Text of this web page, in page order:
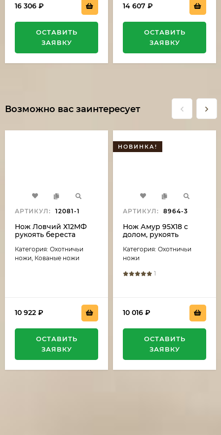
16 306 ₽
ОСТАВИТЬ
ЗАЯВКУ
14 607 ₽
ОСТАВИТЬ
ЗАЯВКУ
Возможно вас заинтересует
АРТИКУЛ: 12081-1
Нож Ловчий Х12МФ
рукоять береста
Категория: Охотничьи
ножи, Кованые ножи
10 922 ₽
ОСТАВИТЬ
ЗАЯВКУ
НОВИНКА!
АРТИКУЛ: 8964-3
Нож Амур 95Х18 с
долом, рукоять
Категория: Охотничьи
ножи
1
10 016 ₽
ОСТАВИТЬ
ЗАЯВКУ